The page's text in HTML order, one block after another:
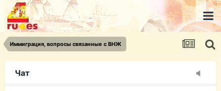
Иммиграция, вопросы связанные с ВНЖ
Чат
urist.dokument@gmail.com
https://pasport-ua.com/
Телеграмм @uristpassua
Firebird
Друзья - из России без VPN сайт и форум